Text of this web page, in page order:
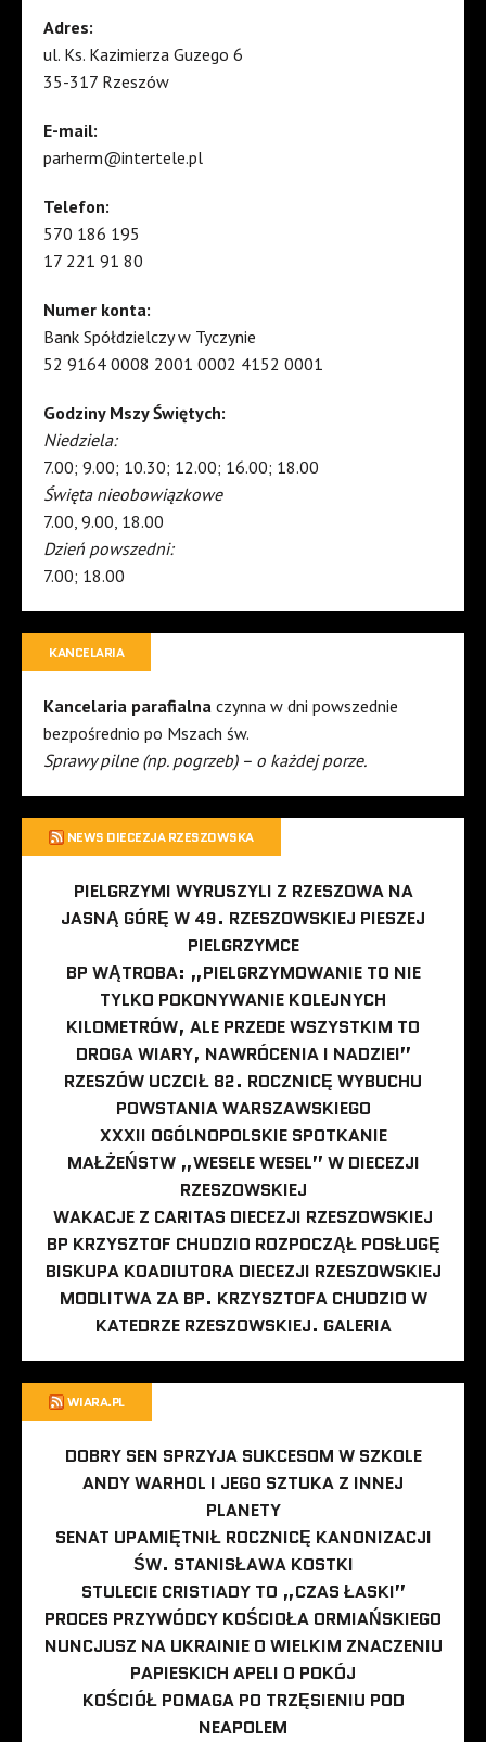
Adres:
ul. Ks. Kazimierza Guzego 6
35-317 Rzeszów
E-mail:
parherm@intertele.pl
Telefon:
570 186 195
17 221 91 80
Numer konta:
Bank Spółdzielczy w Tyczynie
52 9164 0008 2001 0002 4152 0001
Godziny Mszy Świętych:
Niedziela:
7.00; 9.00; 10.30; 12.00; 16.00; 18.00
Święta nieobowiązkowe
7.00, 9.00, 18.00
Dzień powszedni:
7.00; 18.00
KANCELARIA
Kancelaria parafialna czynna w dni powszednie
bezpośrednio po Mszach św.
Sprawy pilne (np. pogrzeb) – o każdej porze.
NEWS DIECEZJA RZESZOWSKA
PIELGRZYMI WYRUSZYLI Z RZESZOWA NA
JASNĄ GÓRĘ W 49. RZESZOWSKIEJ PIESZEJ
PIELGRZYMCE
BP WĄTROBA: „PIELGRZYMOWANIE TO NIE
TYLKO POKONYWANIE KOLEJNYCH
KILOMETRÓW, ALE PRZEDE WSZYSTKIM TO
DROGA WIARY, NAWRÓCENIA I NADZIEI”
RZESZÓW UCZCIŁ 82. ROCZNICĘ WYBUCHU
POWSTANIA WARSZAWSKIEGO
XXXII OGÓLNOPOLSKIE SPOTKANIE
MAŁŻEŃSTW „WESELE WESEL” W DIECEZJI
RZESZOWSKIEJ
WAKACJE Z CARITAS DIECEZJI RZESZOWSKIEJ
BP KRZYSZTOF CHUDZIO ROZPOCZĄŁ POSŁUGĘ
BISKUPA KOADIUTORA DIECEZJI RZESZOWSKIEJ
MODLITWA ZA BP. KRZYSZTOFA CHUDZIO W
KATEDRZE RZESZOWSKIEJ. GALERIA
WIARA.PL
DOBRY SEN SPRZYJA SUKCESOM W SZKOLE
ANDY WARHOL I JEGO SZTUKA Z INNEJ
PLANETY
SENAT UPAMIĘTNIŁ ROCZNICĘ KANONIZACJI
ŚW. STANISŁAWA KOSTKI
STULECIE CRISTIADY TO „CZAS ŁASKI”
PROCES PRZYWÓDCY KOŚCIOŁA ORMIAŃSKIEGO
NUNCJUSZ NA UKRAINIE O WIELKIM ZNACZENIU
PAPIESKICH APELI O POKÓJ
KOŚCIÓŁ POMAGA PO TRZĘSIENIU POD
NEAPOLEM